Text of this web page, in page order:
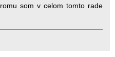
som v celom tomto rade